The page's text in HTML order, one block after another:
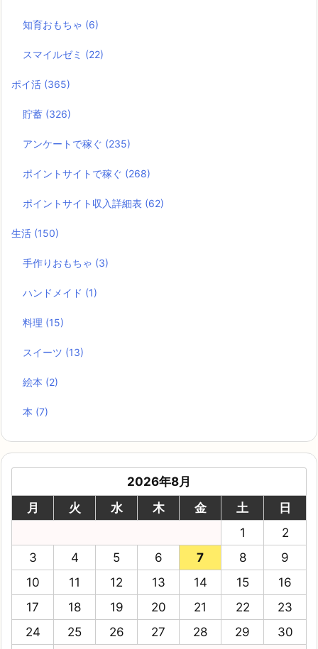
知育おもちゃ (6)
スマイルゼミ (22)
ポイ活 (365)
貯蓄 (326)
アンケートで稼ぐ (235)
ポイントサイトで稼ぐ (268)
ポイントサイト収入詳細表 (62)
生活 (150)
手作りおもちゃ (3)
ハンドメイド (1)
料理 (15)
スイーツ (13)
絵本 (2)
本 (7)
2026年8月
月
火 水 木 金 土
日
1
2
3
4 5 6 7 8
9
10
11 12 13 14 15
16
17
18 19 20 21 22
23
24
25 26 27 28 29
30